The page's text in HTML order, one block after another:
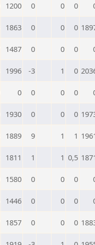
1200 0 0 0
1863 0 0 0
1487 0 0 0
1996 -3 1 0
0 0 0 0
1930 0 0 0
1889 9 1 1
1811 1 1 0,5
1580 0 0 0
1446 0 0 0
1857 0 0 0